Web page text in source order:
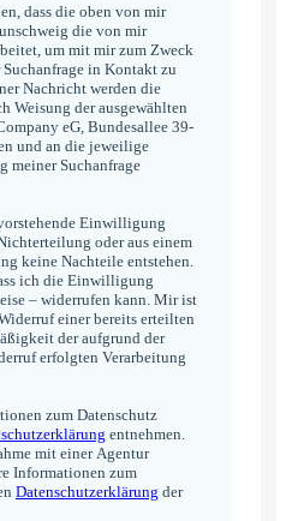
dass die oben von mir
die von mir
um mit mir zum Zweck
in Kontakt zu
Nachricht werden die
Weisung der ausgewählten
eG, Bundesallee 39-
und an die jeweilige
meiner Suchanfrage
Einwilligung
oder aus einem
keine Nachteile entstehen.
ich die Einwilligung
– widerrufen kann. Mir ist
einer bereits erteilten
der aufgrund der
erfolgten Verarbeitung
zum Datenschutz
entnehmen.
mit einer Agentur
Informationen zum
Datenschutzerklärung der